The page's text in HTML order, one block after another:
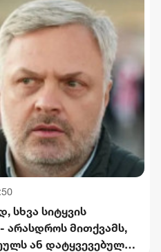
სხვა სიტყვის
არასდროს მითქვამს,
ან დატყვევებულს